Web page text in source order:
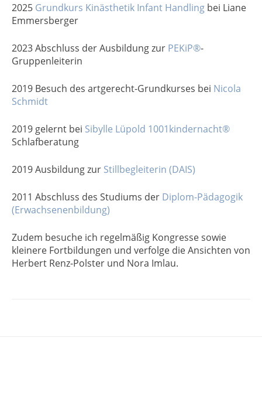
2025 Grundkurs Kinästhetik Infant Handling bei Liane
Emmersberger
2023 Abschluss der Ausbildung zur PEKiP®-
Gruppenleiterin
2019 Besuch des artgerecht-Grundkurses bei Nicola
Schmidt
2019 gelernt bei Sibylle Lüpold 1001kindernacht®
Schlafberatung
2019 Ausbildung zur Stillbegleiterin (DAIS)
2011 Abschluss des Studiums der Diplom-Pädagogik
(Erwachsenenbildung)
Zudem besuche ich regelmäßig Kongresse sowie
kleinere Fortbildungen und verfolge die Ansichten von
Herbert Renz-Polster und Nora Imlau.